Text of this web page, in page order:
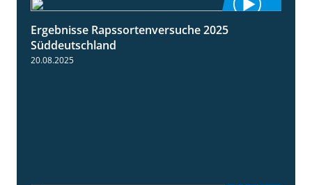
Ergebnisse Rapssortenversuche 2025
Süddeutschland
20.08.2025